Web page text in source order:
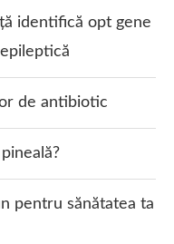
identifică opt gene
de antibiotic
pentru sănătatea ta